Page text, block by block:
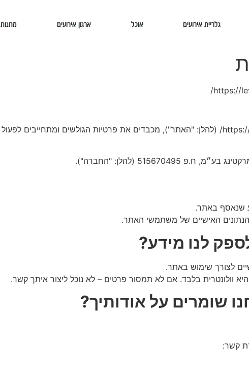
גלריית אירועים אוכל ארגון אירועים מתנות
(להלן: "החברה").
שנאסף באתר.
הנתונים האישיים של משתמשי האתר.
לנו מידע?
לצורך שימוש באתר.
וולונטרית בלבד. אם לא תמסור פרטים – לא נוכל ליצור איתך קשר.
שומרים על אודותיך?
קשר: